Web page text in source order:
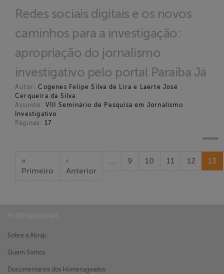
Redes sociais digitais e os novos
caminhos para a investigação:
apropriação do jornalismo
investigativo pelo portal Paraíba Já
Autor: Cogenes Felipe Silva de Lira e Laerte José
Cerqueira da Silva
Assunto: VIII Seminário de Pesquisa em Jornalismo
Investigativo
Páginas: 17
«
Primeiro
‹
Anterior
… 9 10 11 12 13
Sobre a Abraji
Quem Somos
Documentários dos Homenageados